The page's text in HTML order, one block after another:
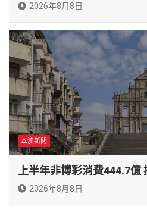
2026年8月8日
本澳新聞
上半年非博彩消費444.7億
2026年8月8日